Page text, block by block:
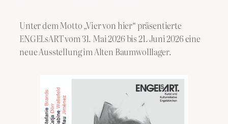
Unter dem Motto „Vier von hier“ präsentierte
ENGELsART vom 31. Mai 2026 bis 21. Juni 2026 eine
neue Ausstellung im Alten Baumwolllager.